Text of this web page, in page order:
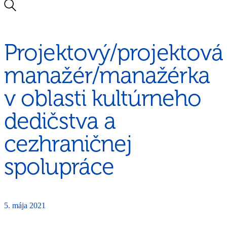
Projektový/projektová
manažér/manažérka
v oblasti kultúrneho
dedičstva a
cezhraničnej
spolupráce
5. mája 2021